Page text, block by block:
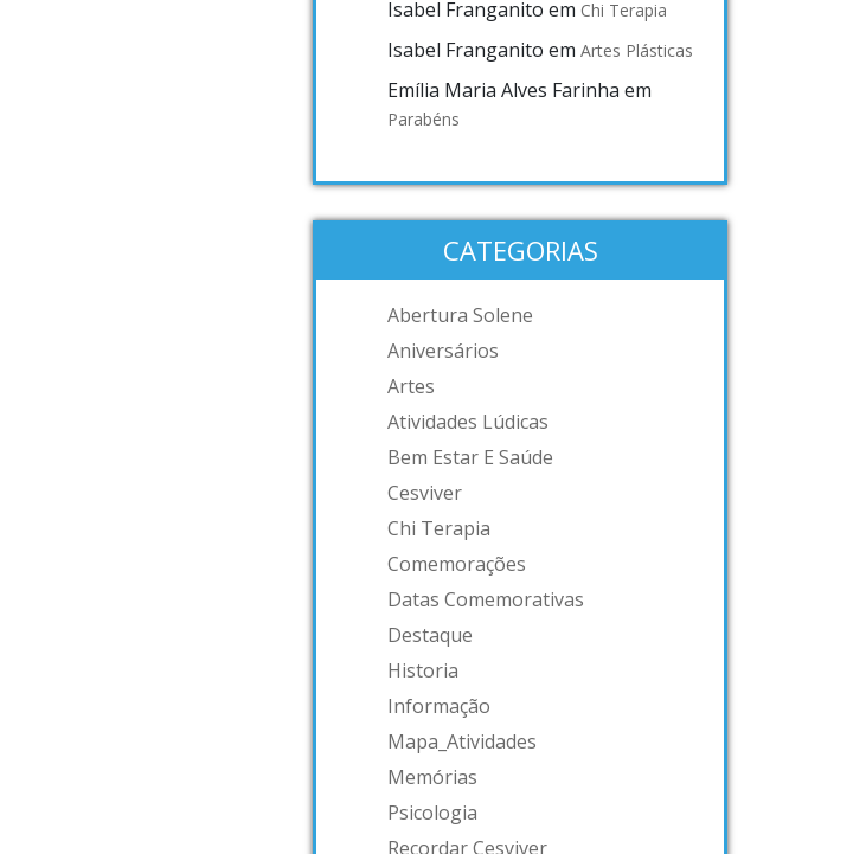
Isabel Franganito em Chi Terapia
Isabel Franganito em Artes Plásticas
Emília Maria Alves Farinha em
Parabéns
CATEGORIAS
Abertura Solene
Aniversários
Artes
Atividades Lúdicas
Bem Estar E Saúde
Cesviver
Chi Terapia
Comemorações
Datas Comemorativas
Destaque
Historia
Informação
Mapa_Atividades
Memórias
Psicologia
Recordar Cesviver